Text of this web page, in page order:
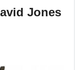
Jones